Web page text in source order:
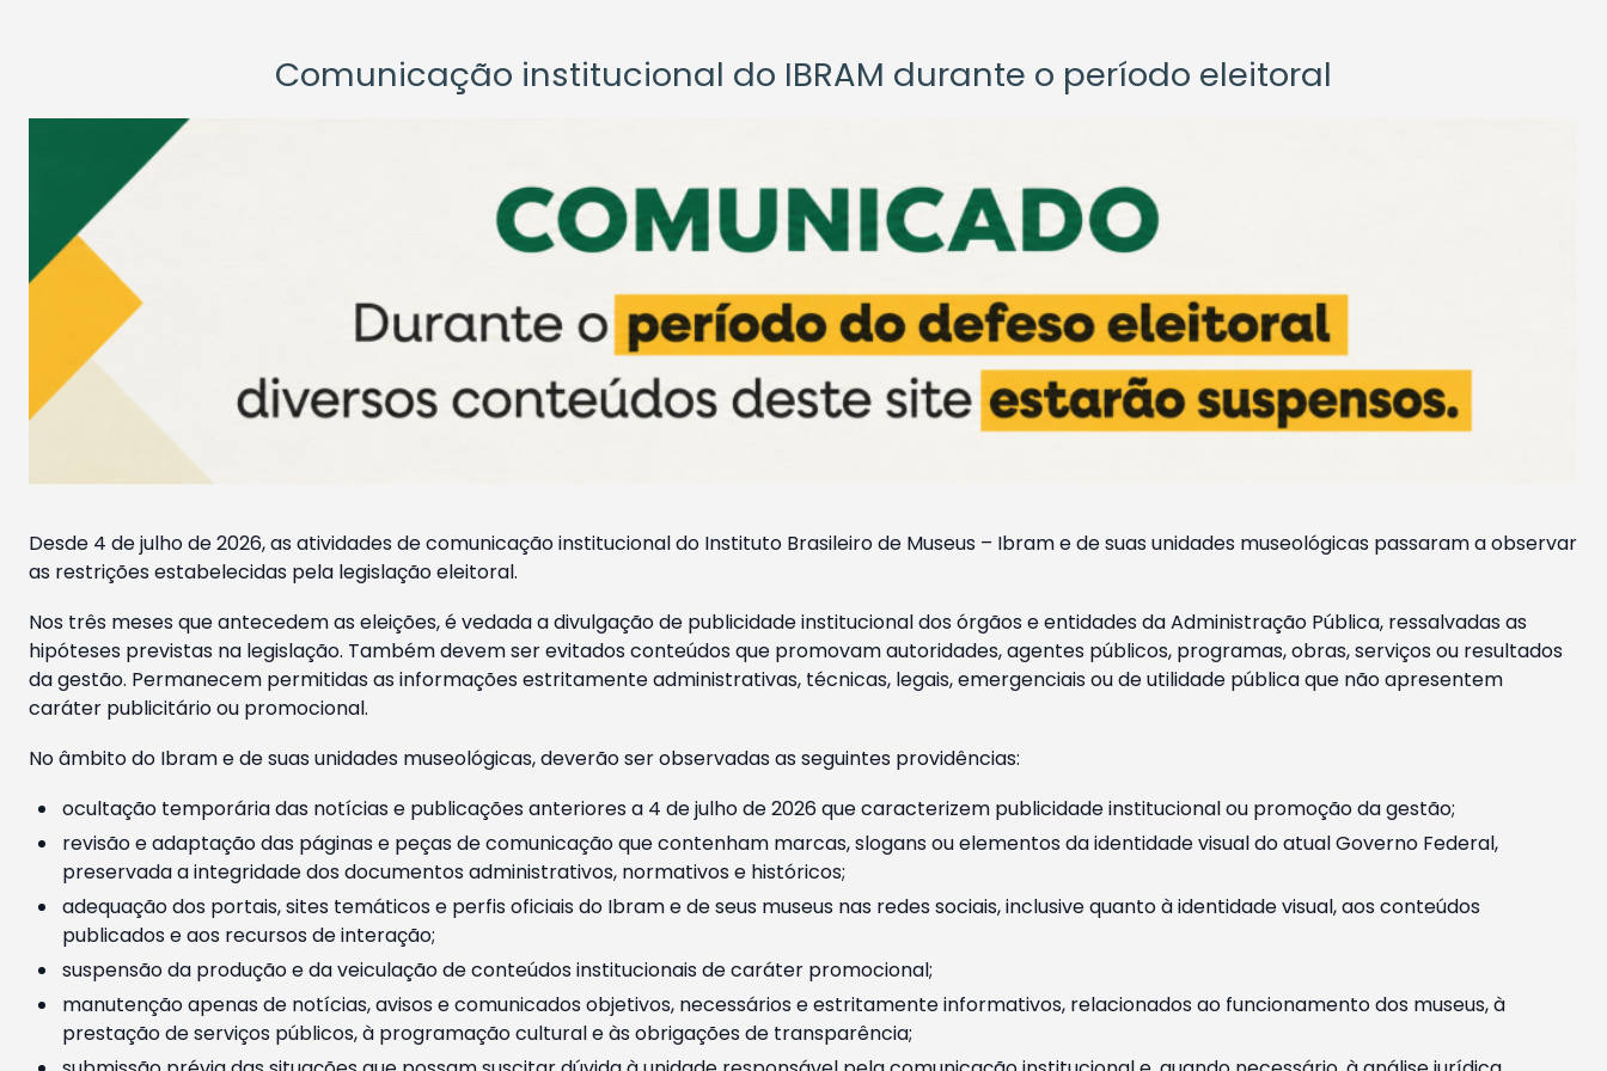
Comunicação institucional do IBRAM durante o período eleitoral
Desde 4 de julho de 2026, as atividades de comunicação institucional do Instituto Brasileiro de Museus – Ibram e de suas unidades museológicas passaram a observar
as restrições estabelecidas pela legislação eleitoral.
Nos três meses que antecedem as eleições, é vedada a divulgação de publicidade institucional dos órgãos e entidades da Administração Pública, ressalvadas as
hipóteses previstas na legislação. Também devem ser evitados conteúdos que promovam autoridades, agentes públicos, programas, obras, serviços ou resultados
da gestão. Permanecem permitidas as informações estritamente administrativas, técnicas, legais, emergenciais ou de utilidade pública que não apresentem
caráter publicitário ou promocional.
No âmbito do Ibram e de suas unidades museológicas, deverão ser observadas as seguintes providências:
ocultação temporária das notícias e publicações anteriores a 4 de julho de 2026 que caracterizem publicidade institucional ou promoção da gestão;
revisão e adaptação das páginas e peças de comunicação que contenham marcas, slogans ou elementos da identidade visual do atual Governo Federal,
preservada a integridade dos documentos administrativos, normativos e históricos;
adequação dos portais, sites temáticos e perfis oficiais do Ibram e de seus museus nas redes sociais, inclusive quanto à identidade visual, aos conteúdos
publicados e aos recursos de interação;
suspensão da produção e da veiculação de conteúdos institucionais de caráter promocional;
manutenção apenas de notícias, avisos e comunicados objetivos, necessários e estritamente informativos, relacionados ao funcionamento dos museus, à
prestação de serviços públicos, à programação cultural e às obrigações de transparência;